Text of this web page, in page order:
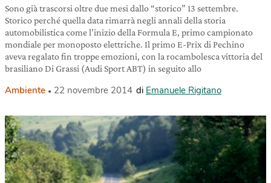
Sono già trascorsi oltre due mesi dallo “storico” 13 settembre.
Storico perché quella data rimarrà negli annali della storia
automobilistica come l’inizio della Formula E, primo campionato
mondiale per monoposto elettriche. Il primo E-Prix di Pechino
aveva regalato fin troppe emozioni, con la rocambolesca vittoria del
brasiliano Di Grassi (Audi Sport ABT) in seguito allo
Ambiente 22 novembre 2014 di Emanuele Rigitano